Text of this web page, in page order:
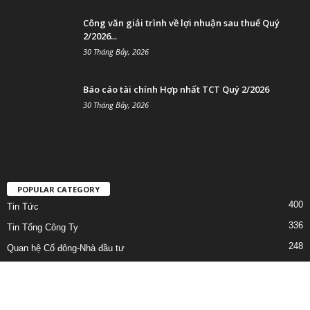
Công văn giải trình về lợi nhuận sau thuế Quý
2/2026...
30 Tháng Bảy, 2026
Báo cáo tài chính Hợp nhất TCT Quý 2/2026
30 Tháng Bảy, 2026
POPULAR CATEGORY
Tin Tức
400
Tin Tổng Công Ty 336
Quan hệ Cổ đông-Nhà đầu tư 248